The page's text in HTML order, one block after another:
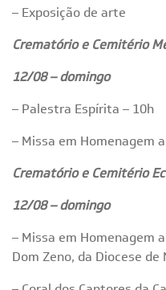
– Exposição de arte
Crematório e Cemitério
12/08 – domingo
– Palestra Espírita – 10h
– Missa em Homenagem
Crematório e Cemitério
12/08 – domingo
– Missa em Homenagem
Dom Zeno, da Diocese de